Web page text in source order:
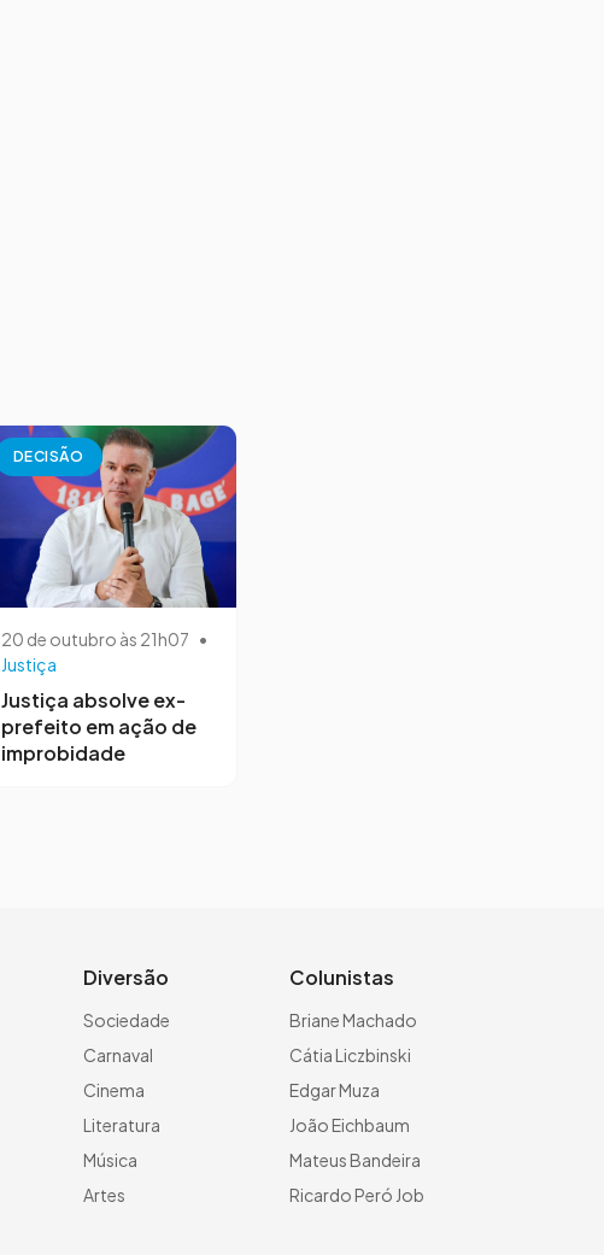
DECISÃO
20 de outubro às 21h07 •
Justiça
Justiça absolve ex-
prefeito em ação de
improbidade
Diversão
Sociedade
Carnaval
Cinema
Literatura
Música
Artes
Colunistas
Briane Machado
Cátia Liczbinski
Edgar Muza
João Eichbaum
Mateus Bandeira
Ricardo Peró Job